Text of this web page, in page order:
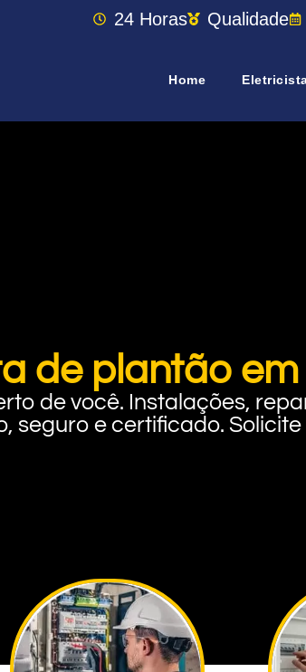
24 Horas Qualidade
Home
de plantão
de você. Instalações,
seguro e certificado.